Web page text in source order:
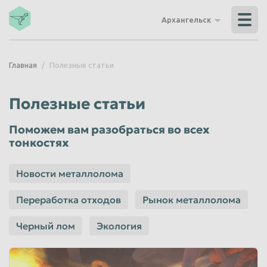
Владикавказ
Волгоград
Воронеж
Иваново Ижевск
Иркутск Йошкар-Ола
Калуга
Кемерово Керчь
Красногорск Краснодар
Архангельск
Главная Полезные статьи
Полезные статьи
Поможем вам разобраться во всех
тонкостях
Новости металлолома
Переработка отходов Рынок металлолома
Черный лом Экология